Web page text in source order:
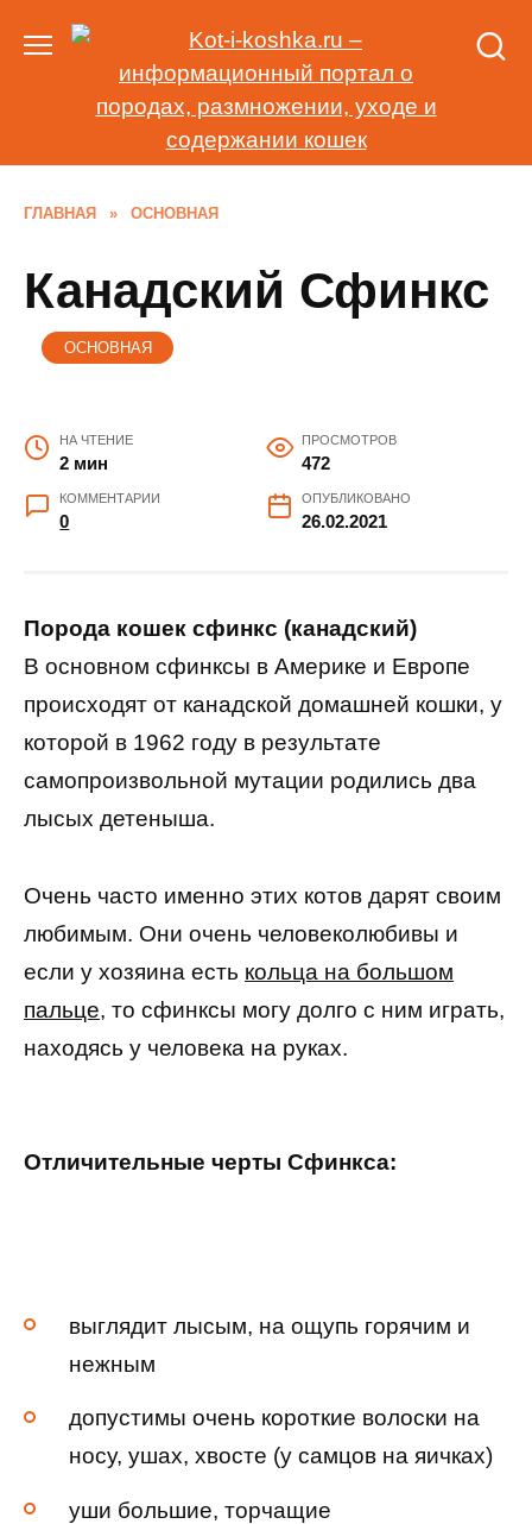
содержанию
ГЛАВНАЯ » ОСНОВНАЯ
Канадский Сфинкс
ОСНОВНАЯ
НА ЧТЕНИЕ
2 мин
ПРОСМОТРОВ
472
КОММЕНТАРИИ
0
ОПУБЛИКОВАНО
26.02.2021
Порода кошек сфинкс (канадский)
В основном сфинксы в Америке и Европе
происходят от канадской домашней кошки, у
которой в 1962 году в результате
самопроизвольной мутации родились два
лысых детеныша.
Очень часто именно этих котов дарят своим
любимым. Они очень человеколюбивы и
если у хозяина есть кольца на большом
пальце, то сфинксы могу долго с ним играть,
находясь у человека на руках.
Отличительные черты Сфинкса:
выглядит лысым, на ощупь горячим и
нежным
допустимы очень короткие волоски на
носу, ушах, хвосте (у самцов на яичках)
уши большие, торчащие